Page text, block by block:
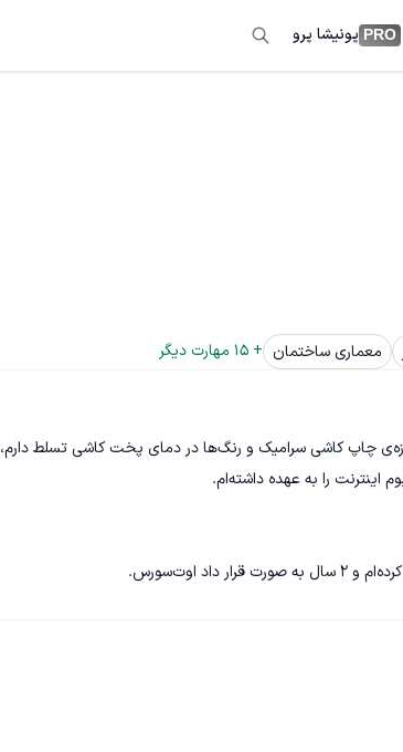
PRO پونیشا پرو
معماری ساختمان +
15 مهارت دیگر
طراحی محصول و تبلیغات شرکت اوکس سرامیک به عهده‌ی من بوده، در حوزه‌ی چاپ کاشی سرامیک و رنگ‌ها در دمای پخت کاشی تسلط دارم،